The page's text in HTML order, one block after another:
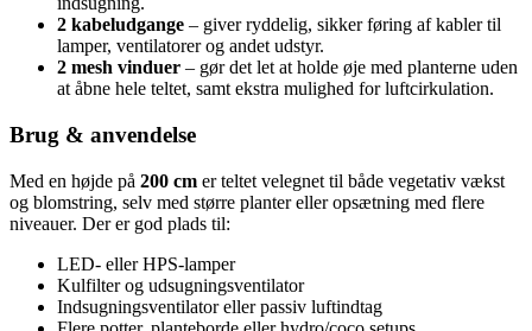
2 kabeludgange – giver ryddelig, sikker føring af kabler til
lamper, ventilatorer og andet udstyr.
2 mesh vinduer – gør det let at holde øje med planterne uden
at åbne hele teltet, samt ekstra mulighed for luftcirkulation.
Brug & anvendelse
Med en højde på 200 cm er teltet velegnet til både vegetativ vækst
og blomstring, selv med større planter eller opsætning med flere
niveauer. Der er god plads til:
LED- eller HPS-lamper
Kulfilter og udsugningsventilator
Indsugningsventilator eller passiv luftindtag